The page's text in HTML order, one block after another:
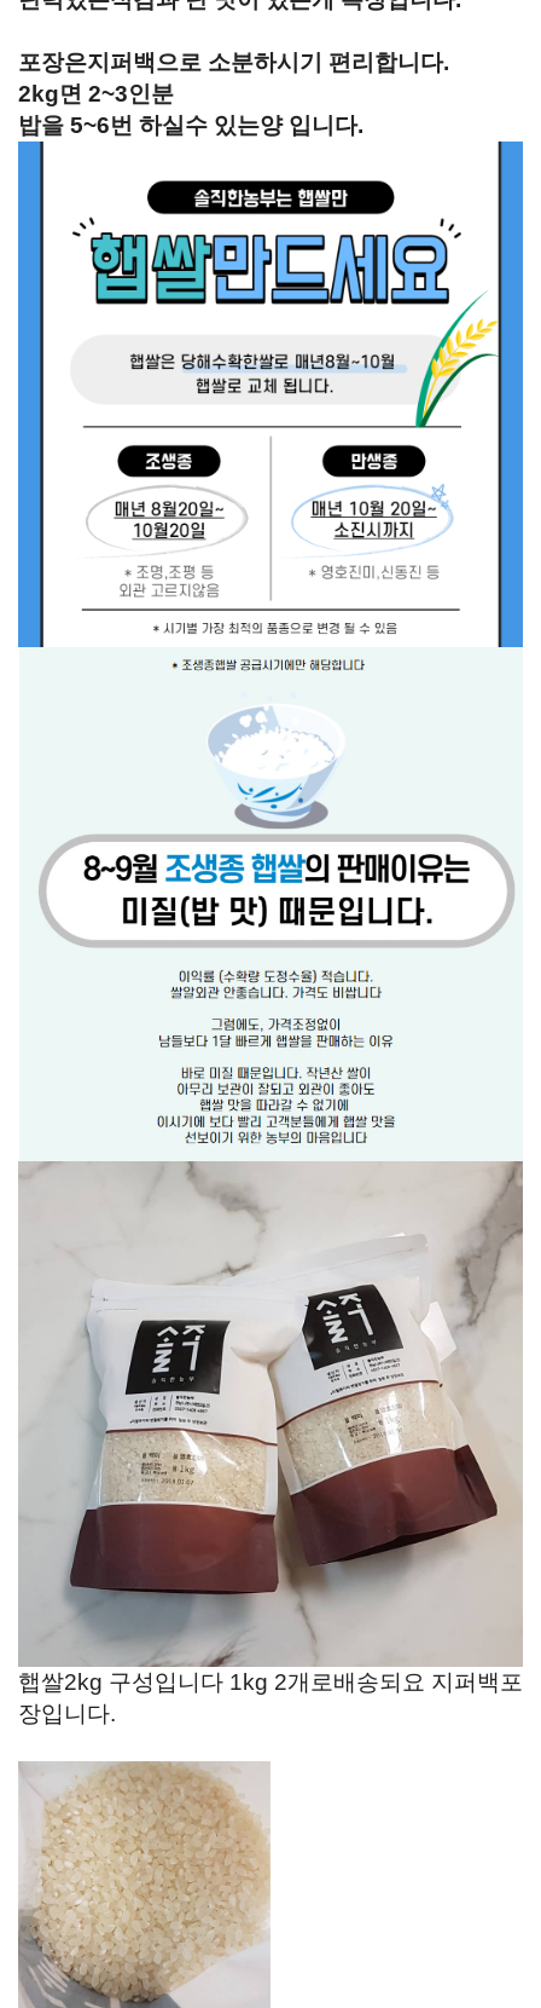
포장은지퍼백으로 소분하시기 편리합니다.
2kg면 2~3인분
밥을 5~6번 하실수 있는양 입니다.
햅쌀2kg 구성입니다 1kg 2개로배송되요 지퍼백포
장입니다.